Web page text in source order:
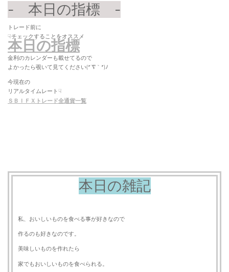
- 本日の指標 -
トレード前に
☟チェックすることをオススメ
本日の指標
金利のカレンダーも載せてるので
よかったら覗いて見てください(*´∇｀*)ﾉ
今現在の
リアルタイムレート☟
ＳＢＩＦＸトレード全通貨一覧
本日の雑記
私、おいしいものを食べる事が好きなので
作るのも好きなのです。
美味しいものを作れたら
家でもおいしいものを食べられる。